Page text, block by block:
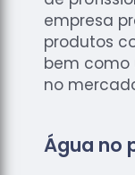
Raspagens
de Pisos
Madeiras
empresa
produtos
bem
no
Água no